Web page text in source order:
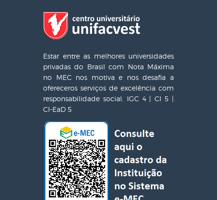
Estar entre as melhores universidades
privadas do Brasil com Nota Máxima
no MEC nos motiva e nos desafia a
ofereceros serviços de excelência com
responsabilidade social. IGC 4 | CI 5 |
CI-EaD 5